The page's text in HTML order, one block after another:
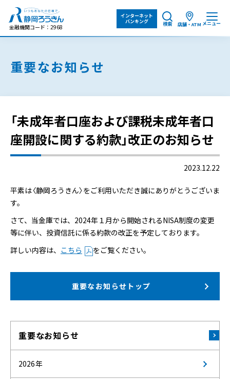
金融機関コード：2968
インターネット
バンキング
検索 店舗・ATM メニュー
重要なお知らせ
「未成年者口座および課税未成年者口
座開設に関する約款」改正のお知らせ
2023.12.22
平素は〈静岡ろうきん〉をご利用いただき誠にありがとうございま
す。
さて、当金庫では、2024年１月から開始されるNISA制度の変更
等に伴い、投資信託に係る約款の改正を予定しております。
詳しい内容は、 こちら をご覧ください。
重要なお知らせトップ
重要なお知らせ
2026年